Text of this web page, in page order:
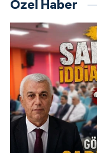
Özel Haber